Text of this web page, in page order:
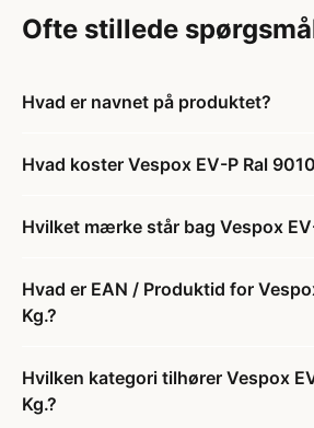
Ofte stillede
Hvad er navnet på produktet?
Hvad koster Vespox EV-P Ral
Hvilket mærke står bag Vespox
Hvad er EAN / Produktid for
Kg.?
Hvilken kategori tilhører Vespox
Kg.?